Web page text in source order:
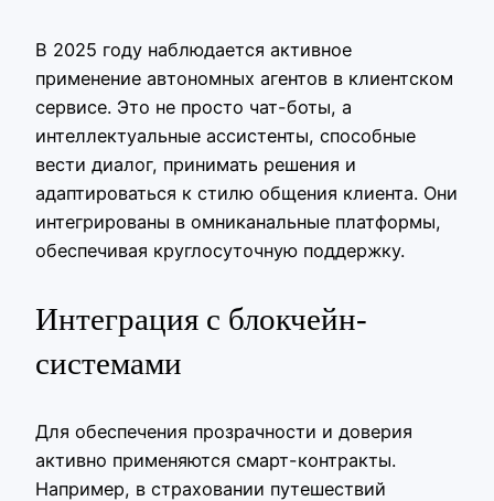
В 2025 году наблюдается активное
применение автономных агентов в клиентском
сервисе. Это не просто чат-боты, а
интеллектуальные ассистенты, способные
вести диалог, принимать решения и
адаптироваться к стилю общения клиента. Они
интегрированы в омниканальные платформы,
обеспечивая круглосуточную поддержку.
Интеграция с блокчейн-
системами
Для обеспечения прозрачности и доверия
активно применяются смарт-контракты.
Например, в страховании путешествий